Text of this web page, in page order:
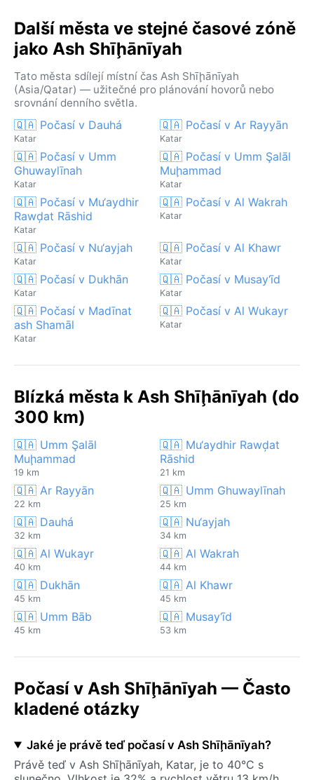
Další města ve stejné časové zóně
jako Ash Shīḩānīyah
Tato města sdílejí místní čas Ash Shīḩānīyah
(Asia/Qatar) — užitečné pro plánování hovorů nebo
srovnání denního světla.
🇶🇦 Počasí v Dauhá
Katar
🇶🇦 Počasí v Ar Rayyān
Katar
🇶🇦 Počasí v Umm
Ghuwaylīnah
Katar
🇶🇦 Počasí v Umm Şalāl
Muḩammad
Katar
🇶🇦 Počasí v Mu‘aydhir
Rawḑat Rāshid
Katar
🇶🇦 Počasí v Al Wakrah
Katar
🇶🇦 Počasí v Nu‘ayjah
Katar
🇶🇦 Počasí v Al Khawr
Katar
🇶🇦 Počasí v Dukhān
Katar
🇶🇦 Počasí v Musay‘īd
Katar
🇶🇦 Počasí v Madīnat
ash Shamāl
Katar
🇶🇦 Počasí v Al Wukayr
Katar
Blízká města k Ash Shīḩānīyah (do
300 km)
🇶🇦 Umm Şalāl
Muḩammad
19 km
🇶🇦 Mu‘aydhir Rawḑat
Rāshid
21 km
🇶🇦 Ar Rayyān
22 km
🇶🇦 Umm Ghuwaylīnah
25 km
🇶🇦 Dauhá
32 km
🇶🇦 Nu‘ayjah
34 km
🇶🇦 Al Wukayr
40 km
🇶🇦 Al Wakrah
44 km
🇶🇦 Dukhān
45 km
🇶🇦 Al Khawr
45 km
🇶🇦 Umm Bāb
45 km
🇶🇦 Musay‘īd
53 km
Počasí v Ash Shīḩānīyah — Často
kladené otázky
Jaké je právě teď počasí v Ash Shīḩānīyah?
Právě teď v Ash Shīḩānīyah, Katar, je to 40°C s